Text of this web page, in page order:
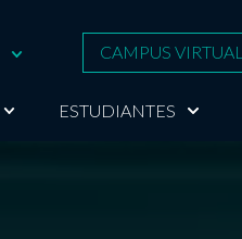
CAMPUS VIRTUAL
ESTUDIANTES